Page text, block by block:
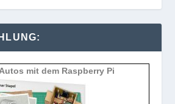
mit dem Raspberry Pi